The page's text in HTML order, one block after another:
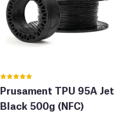
Prusament TPU 95A Jet
Black 500g (NFC)